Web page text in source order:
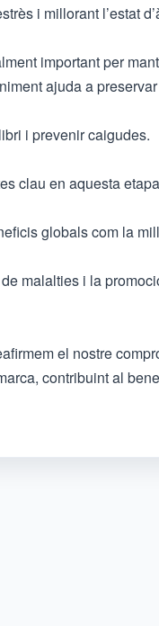
i millorant l’estat
important per
ajuda a
i prevenir caigudes.
clau en aquesta
globals com la
malalties i la
el nostre
contribuint al